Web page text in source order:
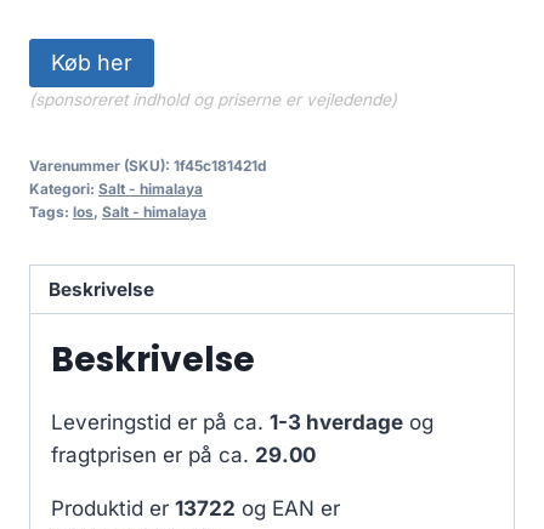
Køb her
(sponsoreret indhold og priserne er vejledende)
Varenummer (SKU): 1f45c181421d
Kategori: Salt - himalaya
Tags: los, Salt - himalaya
Beskrivelse
Beskrivelse
Leveringstid er på ca. 1-3 hverdage og
fragtprisen er på ca. 29.00
Produktid er 13722 og EAN er